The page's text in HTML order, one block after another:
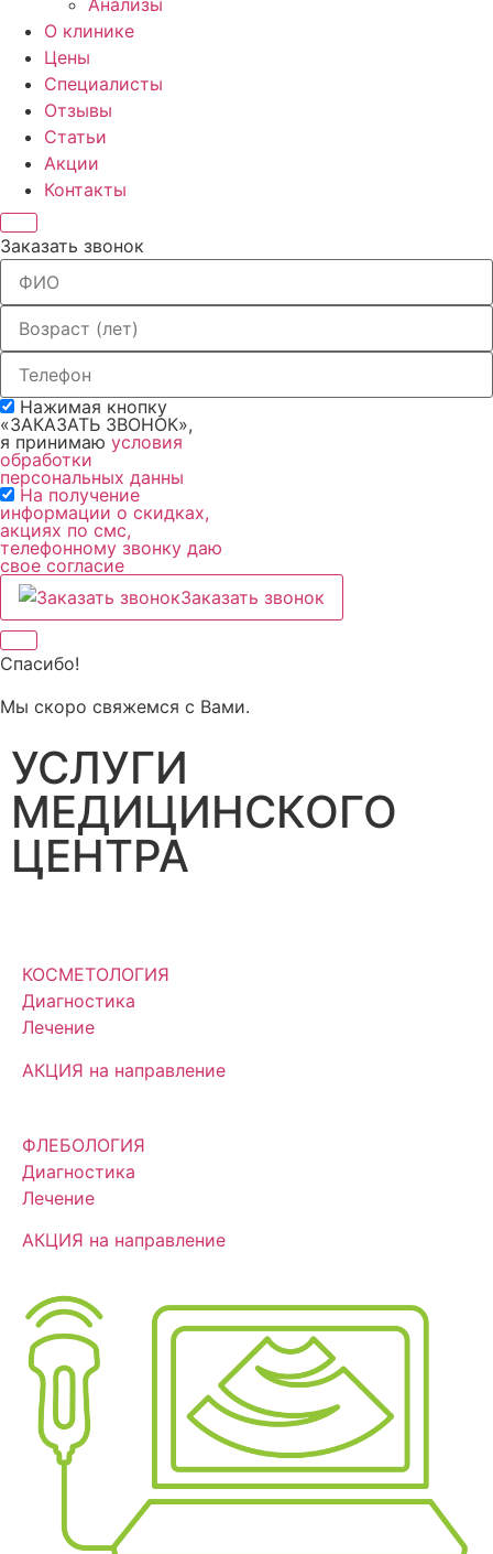
Анализы
О клинике
Цены
Специалисты
Отзывы
Статьи
Акции
Контакты
Заказать звонок
Нажимая кнопку
«ЗАКАЗАТЬ ЗВОНОК»,
я принимаю условия
обработки
персональных данны
На получение
информации о скидках,
акциях по смс,
телефонному звонку даю
свое согласие
Заказать звонок
Спасибо!
Мы скоро свяжемся с Вами.
УСЛУГИ
МЕДИЦИНСКОГО
ЦЕНТРА
КОСМЕТОЛОГИЯ
Диагностика
Лечение
АКЦИЯ на направление
ФЛЕБОЛОГИЯ
Диагностика
Лечение
АКЦИЯ на направление